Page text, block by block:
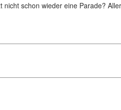
schon wieder eine Parade?